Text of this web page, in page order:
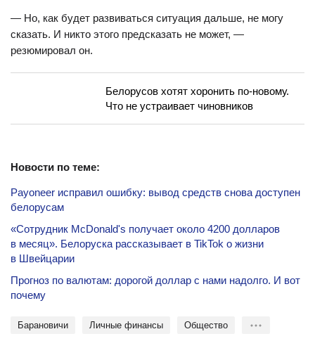
— Но, как будет развиваться ситуация дальше, не могу
сказать. И никто этого предсказать не может, —
резюмировал он.
Белорусов хотят хоронить по-новому.
Что не устраивает чиновников
Новости по теме:
Payoneer исправил ошибку: вывод средств снова доступен
белорусам
«Сотрудник McDonald's получает около 4200 долларов
в месяц». Белоруска рассказывает в TikTok о жизни
в Швейцарии
Прогноз по валютам: дорогой доллар с нами надолго. И вот
почему
Барановичи личные финансы общество